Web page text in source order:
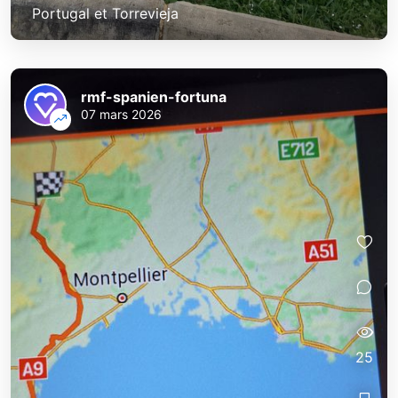
Portugal et Torrevieja
rmf-spanien-fortuna
07 mars 2026
25